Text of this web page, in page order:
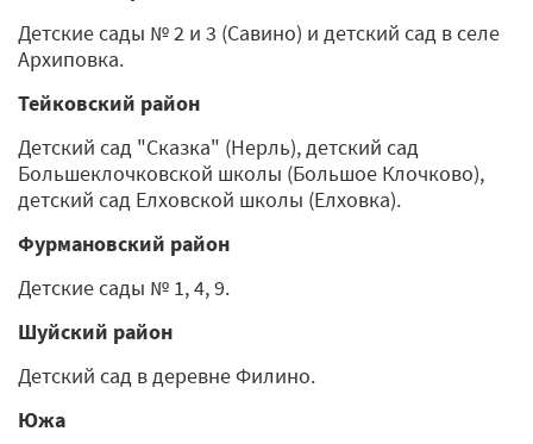
Детские сады № 2 и 3 (Савино) и детский сад в селе
Архиповка.
Тейковский район
Детский сад "Сказка" (Нерль), детский сад
Большеклочковской школы (Большое Клочково),
детский сад Елховской школы (Елховка).
Фурмановский район
Детские сады № 1, 4, 9.
Шуйский район
Детский сад в деревне Филино.
Южа